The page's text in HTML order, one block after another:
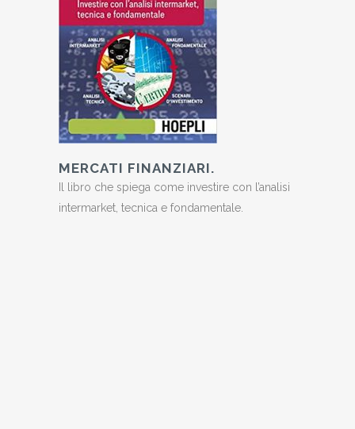
MERCATI FINANZIARI.
Il libro che spiega come investire con l’analisi
intermarket, tecnica e fondamentale.